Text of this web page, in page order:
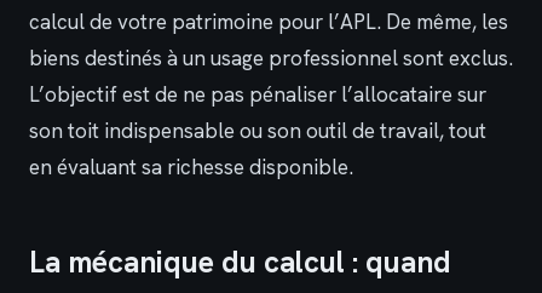
calcul de votre patrimoine pour l’APL. De même, les
biens destinés à un usage professionnel sont exclus.
L’objectif est de ne pas pénaliser l’allocataire sur
son toit indispensable ou son outil de travail, tout
en évaluant sa richesse disponible.
La mécanique du calcul : quand